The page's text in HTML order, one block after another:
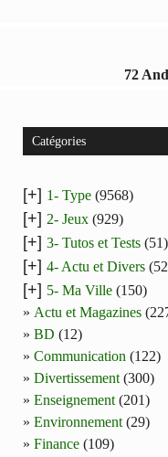
72
Catégories
[+] 1- Type (9568)
[+] 2- Jeux (929)
[+] 3- Tutos et Tests (51)
[+] 4- Actu et Divers
[+] 5- Ma Ville (150)
Actu et Magazines
BD (12)
Communication (122)
Divertissement (300)
Enseignement (201)
Environnement (29)
Finance (109)